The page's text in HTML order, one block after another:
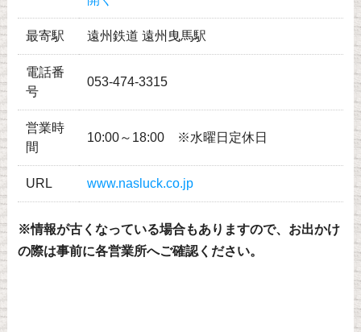
最寄駅 遠州鉄道 遠州曳馬駅
電話番
号
053-474-3315
営業時
間
10:00～18:00 ※水曜日定休日
URL www.nasluck.co.jp
※情報が古くなっている場合もありますので、お出かけ
の際は事前に各営業所へご確認ください。